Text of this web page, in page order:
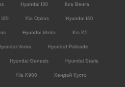
Hyundai I30 Киа Венга
I20 Kia Opirus Hyundai I40
Hyundai Matrix Kia K5
Verna HyundaI Palisade
Hyundai Genesis Hyundai Staria
Kia K900 Хендай Кусто